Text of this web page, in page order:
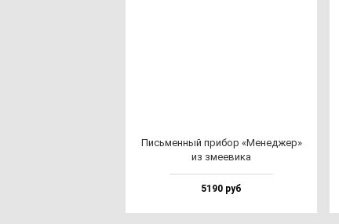
Пись­мен­ный при­бор «Менед­жер»
из зме­еви­ка
5190 руб